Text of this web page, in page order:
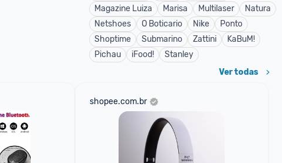
Magazine Luiza
Marisa Multilaser
Natura
Netshoes
O Boticario Nike
Ponto
Shoptime
Submarino Zattini
KaBuM!
Pichau
iFood! Stanley
Ver todas
shopee.com.br